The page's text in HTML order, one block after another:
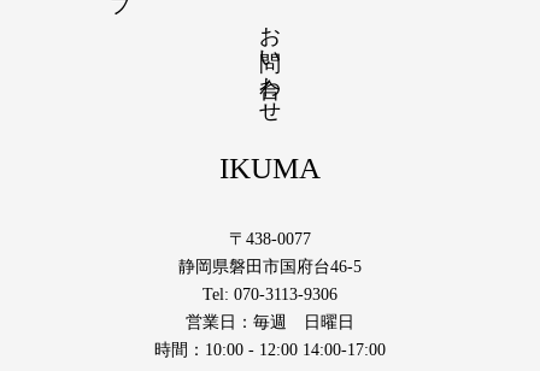
お問い合わせ
IKUMA
〒438-0077
静岡県磐田市国府台46-5
Tel: 070-3113-9306
営業日：毎週 日曜日
時間：10:00 - 12:00 14:00-17:00